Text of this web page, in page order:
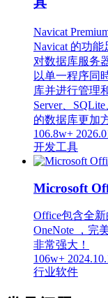
Navicat
Navicat 的功
对数据库服务
以单一程序同
库并进行管理
Server、
的数据库更加
106.8w+
开发工具
Microsoft
Office包含全新
OneNote ，完
非常强大！
106w+
行业软件